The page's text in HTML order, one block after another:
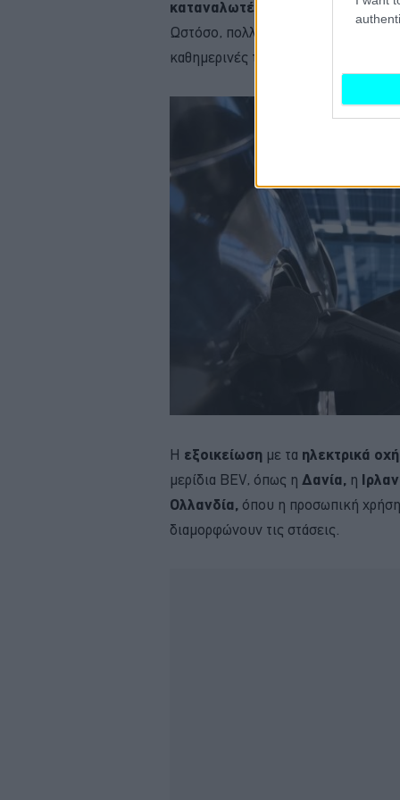
καταναλωτές
έχουν θετικές ή
Ωστόσο, πολλοί οδηγοί παραμένουν
καθημερινές τους ανάγκες
Η εξοικείωση με τα ηλεκτρικά
μερίδια BEV, όπως η Δανία, η
Ολλανδία, όπου η προσωπική
διαμορφώνουν τις στάσεις.